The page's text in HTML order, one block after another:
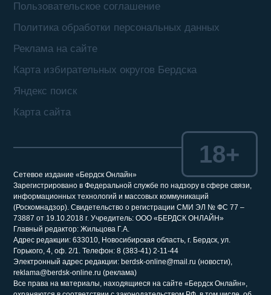
Пользовательское соглашение
Политика обработки персональных данных
Реклама на сайте
Карта избирательных округов Бердска
Яндекс поиск
Карта сайта
Сетевое издание «Бердск Онлайн»
Зарегистрировано в Федеральной службе по надзору в сфере связи,
информационных технологий и массовых коммуникаций
(Роскомнадзор). Свидетельство о регистрации СМИ ЭЛ № ФС 77 –
73887 от 19.10.2018 г. Учредитель: ООО «БЕРДСК ОНЛАЙН»
Главный редактор: Жильцова Г.А.
Адрес редакции: 633010, Новосибирская область, г. Бердск, ул.
Горького, 4, оф. 2/1. Телефон: 8 (383-41) 2-11-44
Электронный адрес редакции: berdsk-online@mail.ru (новости),
reklama@berdsk-online.ru (реклама)
Все права на материалы, находящиеся на сайте «Бердск Онлайн»,
18+